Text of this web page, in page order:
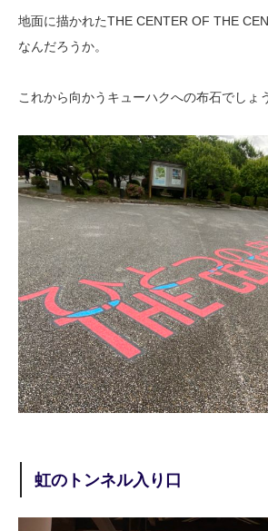
地面に描かれたTHE CENTER OF THE
なんだろうか。
これから向かうキューハクへの布石でしょ
虹のトンネル入り口